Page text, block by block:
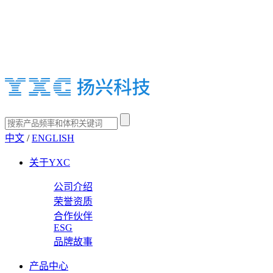
中文 /ENGLISH
关于YXC
公司介绍
荣誉资质
合作伙伴
ESG
品牌故事
产品中心